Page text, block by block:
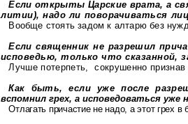
Если открыты Царские врата, а
литии), надо ли поворачиваться
Вообще стоять задом к алтарю без
Если священник не разрешил
исповедью, только что сказанной,
Лучше потерпеть,
сокрушенно
Как быть, если уже после
вспомнил грех, а исповедоваться уже
Отлагать причастие не надо, а этот грех в